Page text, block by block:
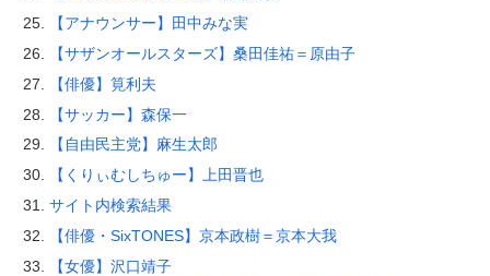
【アナウンサー】田中みな実
【サザンオールスターズ】桑田佳祐＝原由子
【俳優】筧利夫
【サッカー】森保一
【自由民主党】麻生太郎
【くりぃむしちゅー】上田晋也
サイト内検索結果
【俳優・SixTONES】京本政樹＝京本大我
【女優】沢口靖子